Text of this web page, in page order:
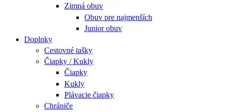
Zimná obuv
Obuv pre najmenších
Junior obuv
Doplnky
Cestovné tašky
Čiapky / Kukly
Čiapky
Kukly
Plávacie čiapky
Chrániče